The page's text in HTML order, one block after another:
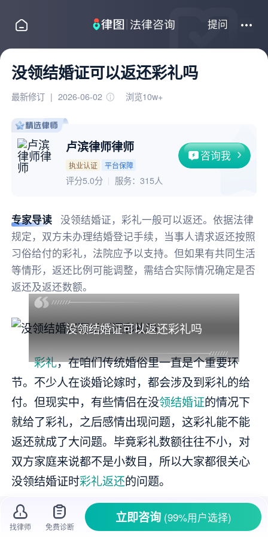
提问
没领结婚证可以返还彩礼吗
最新修订 | 2026-06-02 浏览10w+
卢滨律师律师
执业认证 平台保障
咨询我
评分5.0分 服务： 315人
专家导读
没领结婚证，彩礼一般可以返还。依据法律
规定，双方未办理结婚登记手续，当事人请求返还按照
习俗给付的彩礼，法院应予以支持。但如果有共同生活
等情形，返还比例可能调整，需结合实际情况确定是否
返还及返还数额。
没领结婚证可以返还彩礼吗
彩礼，在咱们传统婚俗里一直是个重要环
节。不少人在谈婚论嫁时，都会涉及到彩礼的给
付。但现实中，有些情侣在没领结婚证的情况下
就给了彩礼，之后感情出现问题，这彩礼能不能
返还就成了大问题。毕竟彩礼数额往往不小，对
双方家庭来说都不是小数目，所以大家都很关心
没领结婚证时彩礼返还的问题。
一、没领结婚证彩礼返还的法律依据
找律师 免费诊断
立即咨询 (99%用户选择)